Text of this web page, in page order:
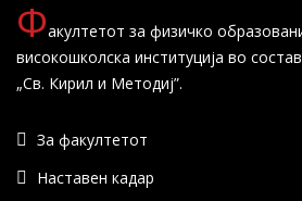
Факултетот за физичко
високошколска институција во
„Св. Кирил и Методиј”.
За факултетот
Наставен кадар